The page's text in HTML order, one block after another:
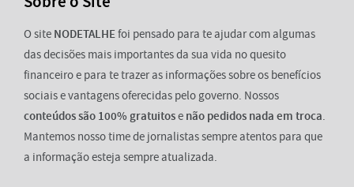
O site NODETALHEfoi pensado para te ajudar com algumas
das decisões mais importantes da sua vida no quesito
financeiro e para te trazer as informações sobre os benefícios
sociais e vantagens oferecidas pelo governo. Nossos
conteúdos são 100% gratuitose não pedidos nada em troca.
Mantemos nosso time de jornalistas sempre atentos para que
a informação esteja sempre atualizada.